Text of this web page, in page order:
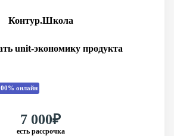
Контур.Школа
unit‑экономику продукта
онлайн
7 000₽
есть рассрочка